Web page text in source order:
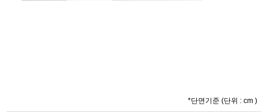
*단면기준 (단위 : cm )